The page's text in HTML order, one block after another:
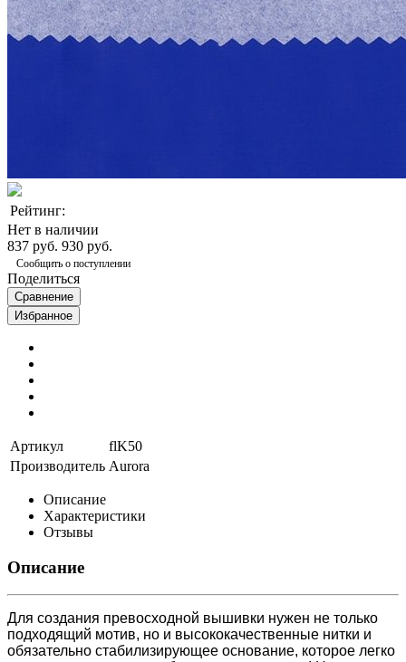
Рейтинг:
Нет в наличии
837 руб. 930 руб.
Сообщить о поступлении
Поделиться
Сравнение
Избранное
Артикул
flK50
Производитель Aurora
Описание
Характеристики
Отзывы
Описание
Для создания превосходной вышивки нужен не только
подходящий мотив, но и высококачественные нитки и
обязательно стабилизирующее основание, которое легко